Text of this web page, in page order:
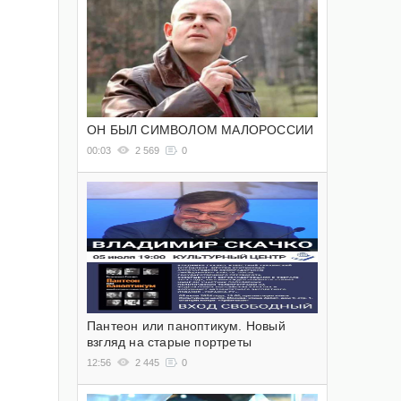
ОН БЫЛ СИМВОЛОМ МАЛОРОССИИ
00:03 2 569 0
Пантеон или паноптикум. Новый
взгляд на старые портреты
12:56 2 445 0